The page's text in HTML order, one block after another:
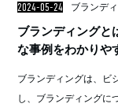
2024-05-24 ブランデ
ブランディングと
な事例をわかりや
ブランディングは、ビ
し、ブランディングに